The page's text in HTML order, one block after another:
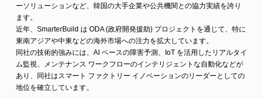
ーソリューションなど、韓国の大手企業や公共機関との協力実績を誇り
ます。
近年、SmarterBuild は ODA (政府開発援助) プロジェクトを通じて、特に
東南アジアや中東などの海外市場への注力を拡大しています。
同社の技術的強みには、AI ベースの障害予測、IoT を活用したリアルタイ
ム監視、メンテナンス ワークフローのインテリジェントな自動化などが
あり、同社はスマート ファクトリー イノベーションのリーダーとしての
地位を確立しています。